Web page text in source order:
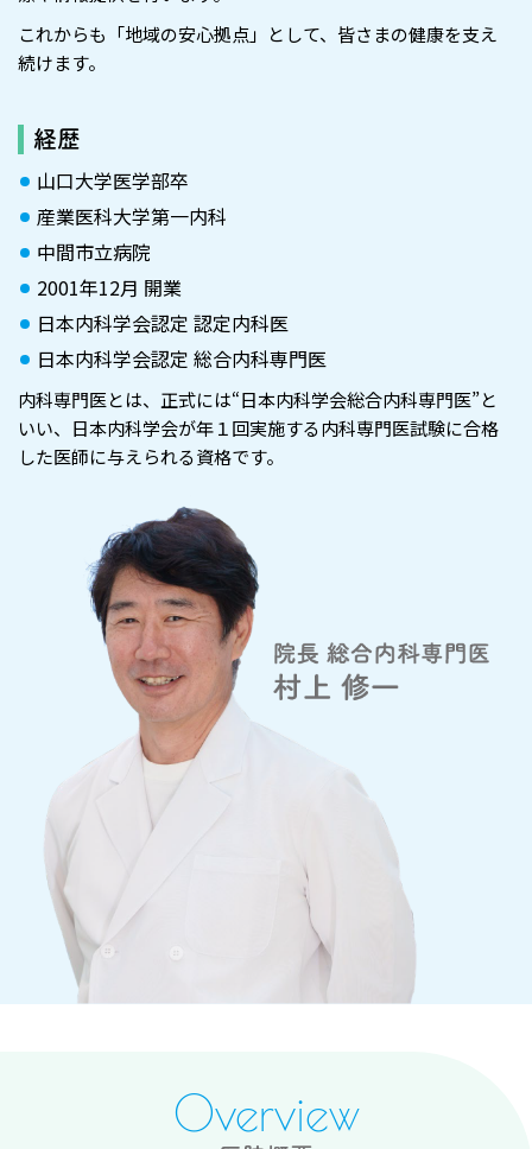
これからも「地域の安心拠点」として、皆さまの健康を支え
続けます。
経歴
山口大学医学部卒
産業医科大学第一内科
中間市立病院
2001年12月 開業
日本内科学会認定 認定内科医
日本内科学会認定 総合内科専門医
内科専門医とは、正式には“日本内科学会総合内科専門医”と
いい、日本内科学会が年１回実施する内科専門医試験に合格
した医師に与えられる資格です。
Overview